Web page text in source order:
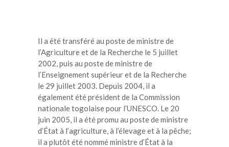
Il a été transféré au poste de ministre de
l’Agriculture et de la Recherche le 5 juillet
2002, puis au poste de ministre de
l’Enseignement supérieur et de la Recherche
le 29 juillet 2003. Depuis 2004, il a
également été président de la Commission
nationale togolaise pour l’UNESCO. Le 20
juin 2005, il a été promu au poste de ministre
d’État à l’agriculture, à l’élevage et à la pêche;
il a plutôt été nommé ministre d’État à la